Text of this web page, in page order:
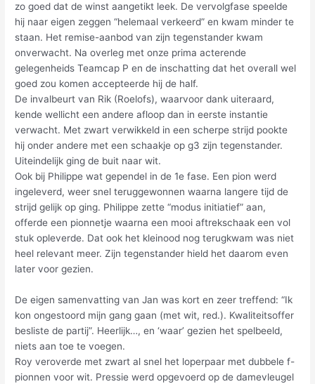
zo goed dat de winst aangetikt leek. De vervolgfase speelde
hij naar eigen zeggen “helemaal verkeerd” en kwam minder te
staan. Het remise-aanbod van zijn tegenstander kwam
onverwacht. Na overleg met onze prima acterende
gelegenheids Teamcap P en de inschatting dat het overall wel
goed zou komen accepteerde hij de half.
De invalbeurt van Rik (Roelofs), waarvoor dank uiteraard,
kende wellicht een andere afloop dan in eerste instantie
verwacht. Met zwart verwikkeld in een scherpe strijd pookte
hij onder andere met een schaakje op g3 zijn tegenstander.
Uiteindelijk ging de buit naar wit.
Ook bij Philippe wat gependel in de 1e fase. Een pion werd
ingeleverd, weer snel teruggewonnen waarna langere tijd de
strijd gelijk op ging. Philippe zette “modus initiatief” aan,
offerde een pionnetje waarna een mooi aftrekschaak een vol
stuk opleverde. Dat ook het kleinood nog terugkwam was niet
heel relevant meer. Zijn tegenstander hield het daarom even
later voor gezien.
De eigen samenvatting van Jan was kort en zeer treffend: “Ik
kon ongestoord mijn gang gaan (met wit, red.). Kwaliteitsoffer
besliste de partij”. Heerlijk…, en ‘waar’ gezien het spelbeeld,
niets aan toe te voegen.
Roy veroverde met zwart al snel het loperpaar met dubbele f-
pionnen voor wit. Pressie werd opgevoerd op de damevleugel